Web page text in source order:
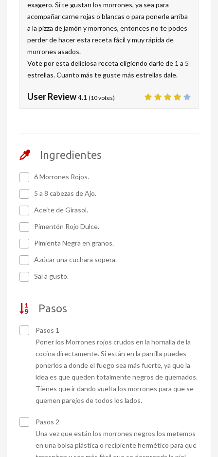
exagero. Si te gustan los morrones, ya sea para
acompañar carne rojas o blancas o para ponerle arriba
a la pizza de jamón y morrones, entonces no te podes
perder de hacer esta receta fácil y muy rápida de
morrones asados.
Vote por esta deliciosa receta eligiendo darle de 1 a 5
estrellas. Cuanto más te guste más estrellas dale.
User Review4.1 (10votes)
Ingredientes
6 Morrones Rojos.
5 a 8 cabezas de Ajo.
Aceite de Girasol.
Pimentón Rojo Dulce.
Pimienta Negra en granos.
Azúcar una cuchara sopera.
Sal a gusto.
Pasos
Pasos 1
Poner los Morrones rojos crudos en la hornalla de la
cocina directamente. Si están en la parrilla puedes
ponerlos a donde el fuego sea más fuerte, ya que la
idea es que queden totalmente negros de quemados.
Tienes que ir dando vuelta los morrones para que se
quemen parejos de todos los lados.
Pasos 2
Una vez que están los morrones negros los metemos
en una bolsa plástica o recipiente hermético para que